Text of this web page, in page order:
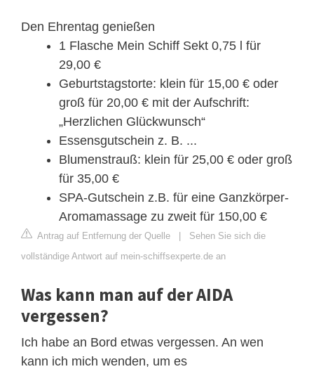
Den Ehrentag genießen
1 Flasche Mein Schiff Sekt 0,75 l für
29,00 €
Geburtstagstorte: klein für 15,00 € oder
groß für 20,00 € mit der Aufschrift:
„Herzlichen Glückwunsch“
Essensgutschein z. B. ...
Blumenstrauß: klein für 25,00 € oder groß
für 35,00 €
SPA-Gutschein z.B. für eine Ganzkörper-
Aromamassage zu zweit für 150,00 €
Antrag auf Entfernung der Quelle | Sehen Sie sich die
vollständige Antwort auf mein-schiffsexperte.de an
Was kann man auf der AIDA
vergessen?
Ich habe an Bord etwas vergessen. An wen
kann ich mich wenden, um es